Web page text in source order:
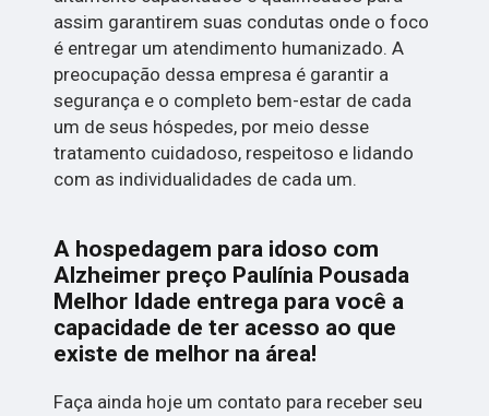
assim garantirem suas condutas onde o foco
é entregar um atendimento humanizado. A
preocupação dessa empresa é garantir a
segurança e o completo bem-estar de cada
um de seus hóspedes, por meio desse
tratamento cuidadoso, respeitoso e lidando
com as individualidades de cada um.
A hospedagem para idoso com
Alzheimer preço Paulínia Pousada
Melhor Idade entrega para você a
capacidade de ter acesso ao que
existe de melhor na área!
Faça ainda hoje um contato para receber seu